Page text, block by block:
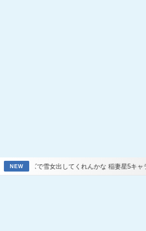
NEW
出してくれんかな 稲妻星5キャラで氷欲23時間前